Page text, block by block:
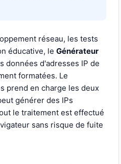
réseau, les tests
éducative, le Générateur
données d'adresses IP de
formatées. Le
prend en charge les deux
générer des IPs
le traitement est effectué
sans risque de fuite